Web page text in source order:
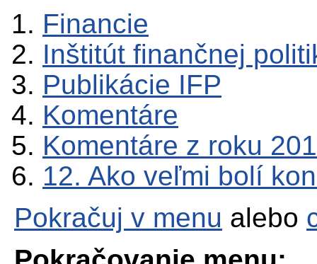
Financie
Inštitút finančnej
Publikácie IFP
Komentáre
Komentáre z roku
12. Ako veľmi bolí
Pokračuj v menu alebo